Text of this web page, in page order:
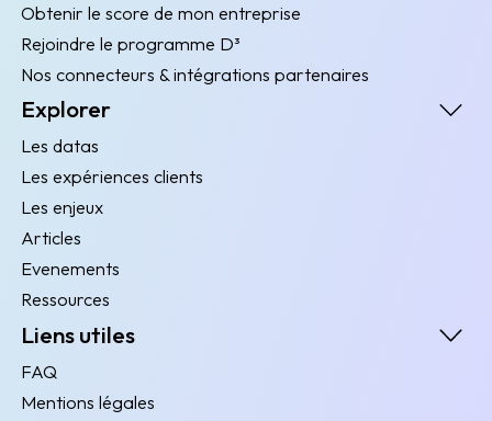
Obtenir le score de mon entreprise
Rejoindre le programme D³
Nos connecteurs & intégrations partenaires
Explorer
Les datas
Les expériences clients
Les enjeux
Articles
Evenements
Ressources
Liens utiles
FAQ
Mentions légales